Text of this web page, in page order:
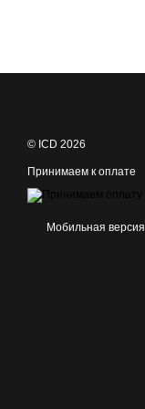
© ICD 2026
Принимаем к оплате
Мобильная версия